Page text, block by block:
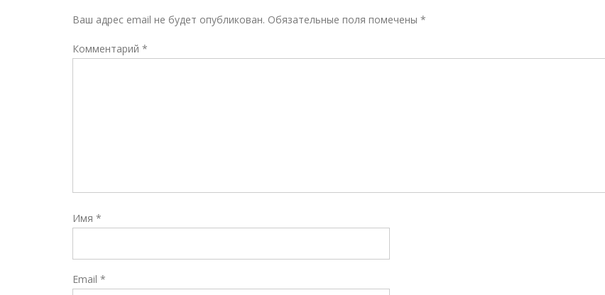
Ваш адрес email не будет опубликован. Обязательные поля помечены *
Комментарий *
Имя *
Email *